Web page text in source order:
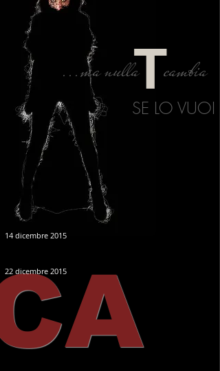
...ma nulla cambia
SE LO VUOI
T
14 dicembre 2015
22 dicembre 2015